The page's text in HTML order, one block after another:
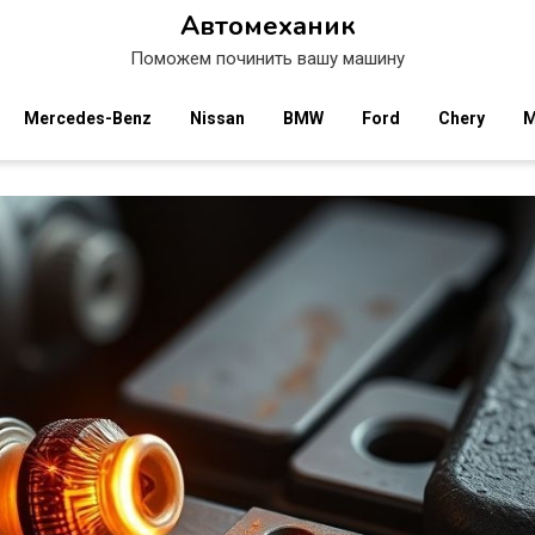
Автомеханик
Поможем починить вашу машину
Mercedes-Benz Nissan BMW Ford Chery